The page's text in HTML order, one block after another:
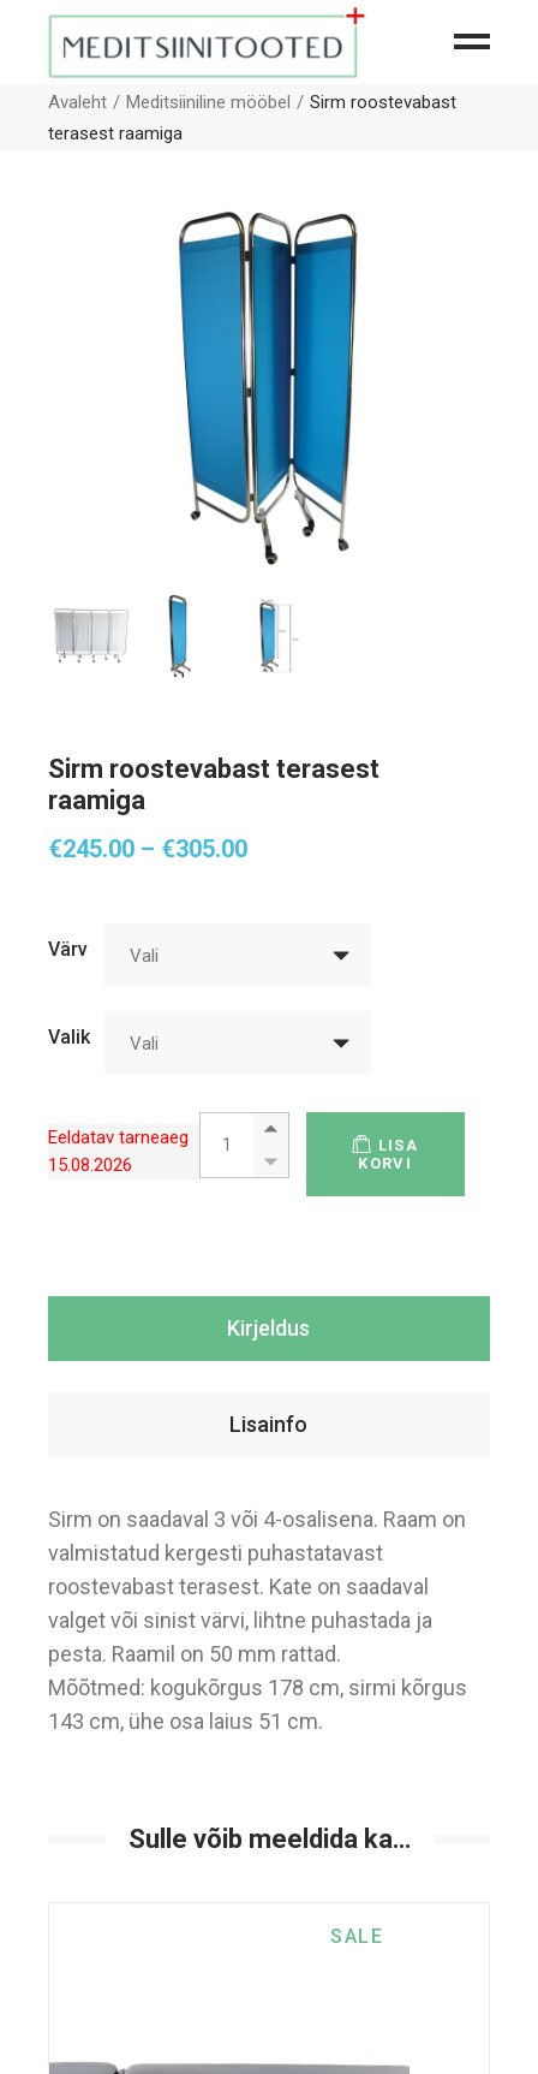
Avaleht Meditsiiniline mööbel
Sirm roostevabast
terasest raamiga
Sirm roostevabast terasest
raamiga
€245.00 – €305.00Hinnavahemik:
Värv Vali
Valik Vali
Eeldatav tarneaeg
15.08.2026
Sirm roostevabast terasest raamiga
LISA
KORVI
Kirjeldus
Lisainfo
Sirm on saadaval 3 või 4-osalisena. Raam on
valmistatud kergesti puhastatavast
roostevabast terasest. Kate on saadaval
valget või sinist värvi, lihtne puhastada ja
pesta. Raamil on 50 mm rattad.
Mõõtmed: kogukõrgus 178 cm, sirmi kõrgus
143 cm, ühe osa laius 51 cm.
Sulle võib meeldida ka…
SALE